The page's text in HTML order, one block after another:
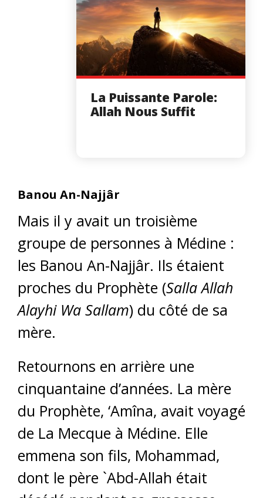
La Puissante Parole:
Allah Nous Suffit
Banou An-Najjâr
Mais il y avait un troisième
groupe de personnes à Médine :
les Banou An-Najjâr. Ils étaient
proches du Prophète (Salla Allah
Alayhi Wa Sallam) du côté de sa
mère.
Retournons en arrière une
cinquantaine d’années. La mère
du Prophète, ‘Amîna, avait voyagé
de La Mecque à Médine. Elle
emmena son fils, Mohammad,
dont le père `Abd-Allah était